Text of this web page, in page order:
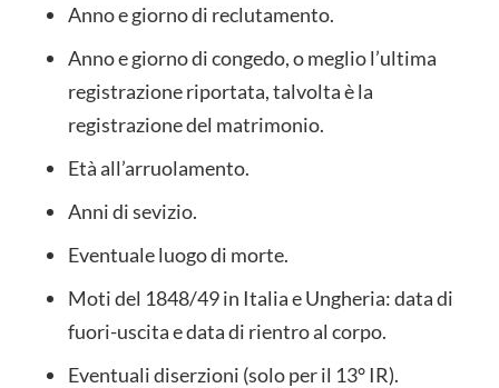
Anno e giorno di reclutamento.
Anno e giorno di congedo, o meglio l’ultima
registrazione riportata, talvolta è la
registrazione del matrimonio.
Età all’arruolamento.
Anni di sevizio.
Eventuale luogo di morte.
Moti del 1848/49 in Italia e Ungheria: data di
fuori-uscita e data di rientro al corpo.
Eventuali diserzioni (solo per il 13° IR).